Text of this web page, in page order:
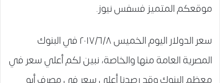
موقعكم المتميز فسفس نيوز.
سعر الدولار اليوم الخميس ٢٠١٧/٦/٨ في البنوك
المصرية العامة منها والخاصة، نبين لكم أعلي سعر في